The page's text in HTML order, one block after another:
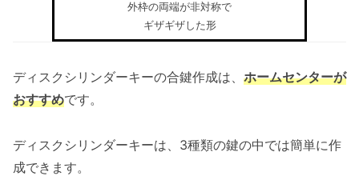
外枠の両端が非対称で
ギザギザした形
ディスクシリンダーキーの合鍵作成は、 ホームセンターが
おすすめです。
ディスクシリンダーキーは、3種類の鍵の中では簡単に作
成できます。